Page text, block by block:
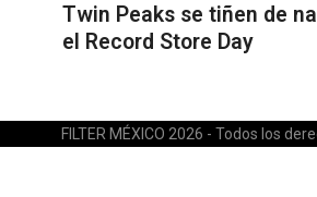
Twin Peaks se tiñen de
el Record Store Day
FILTER MÉXICO 2026 - Todos los